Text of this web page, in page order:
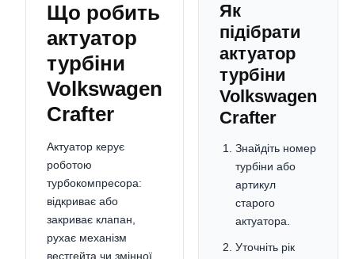
Що робить
актуатор
турбіни
Volkswagen
Crafter
Актуатор керує
роботою
турбокомпресора:
відкриває або
закриває клапан,
рухає механізм
вестгейта чи змінної
Як
підібрати
актуатор
турбіни
Volkswagen
Crafter
Знайдіть номер
турбіни або
артикул
старого
актуатора.
Уточніть рік